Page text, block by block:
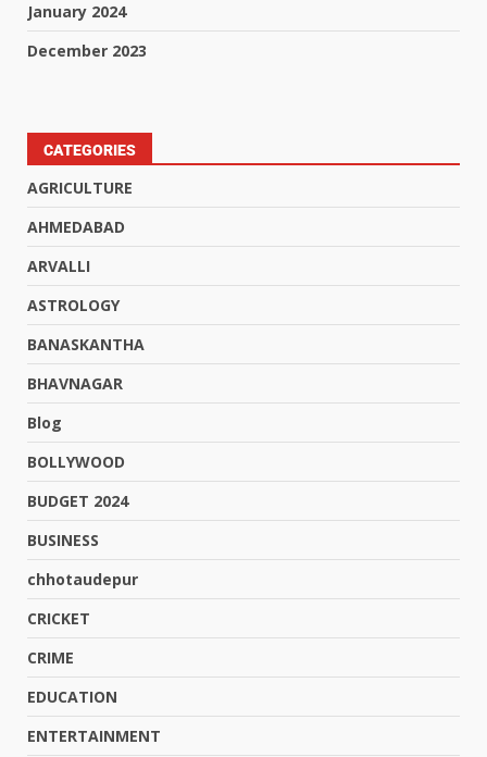
January 2024
December 2023
CATEGORIES
AGRICULTURE
AHMEDABAD
ARVALLI
ASTROLOGY
BANASKANTHA
BHAVNAGAR
Blog
BOLLYWOOD
BUDGET 2024
BUSINESS
chhotaudepur
CRICKET
CRIME
EDUCATION
ENTERTAINMENT